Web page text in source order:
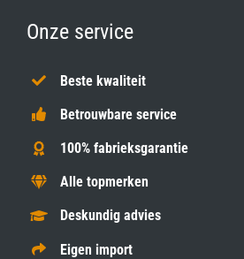
Onze service
Beste kwaliteit
Betrouwbare service
100% fabrieksgarantie
Alle topmerken
Deskundig advies
Eigen import